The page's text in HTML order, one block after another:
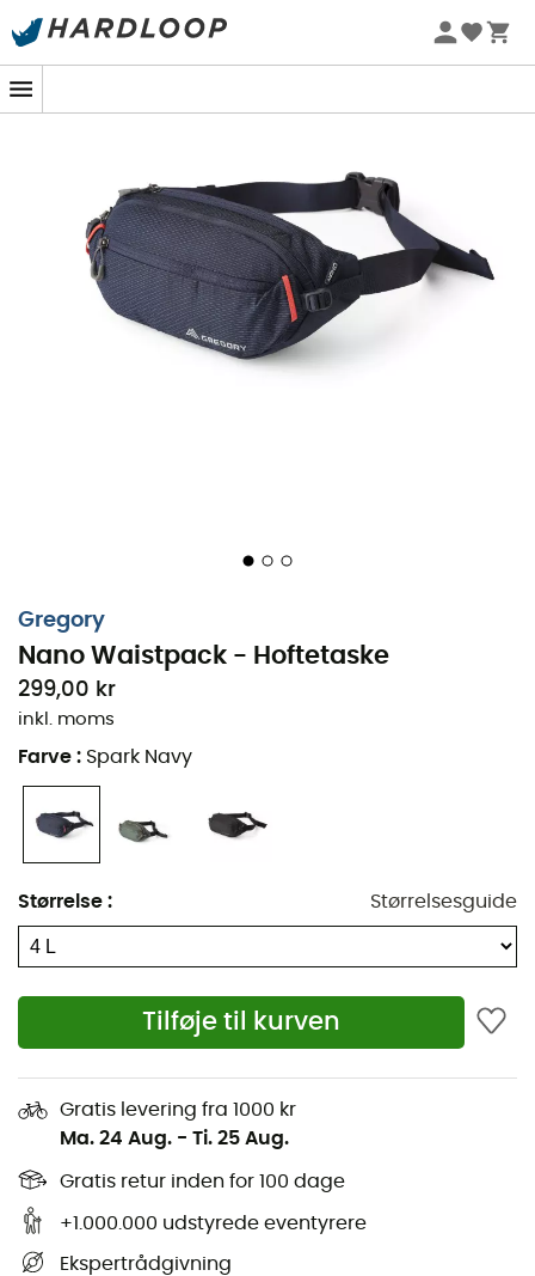
Gregory
Nano Waistpack - Hoftetaske
299,00 kr
inkl. moms
Farve : Spark Navy
Størrelse : Størrelsesguide
Tilføje til kurven
Gratis levering fra 1000 kr
Ma. 24 Aug. - Ti. 25 Aug.
Gratis retur inden for 100 dage
+1.000.000 udstyrede eventyrere
Ekspertrådgivning